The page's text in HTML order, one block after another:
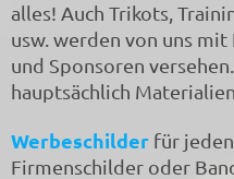
alles! Auch Trikots,
usw. werden von uns
und Sponsoren
hauptsächlich
Werbeschilder für
Firmenschilder oder